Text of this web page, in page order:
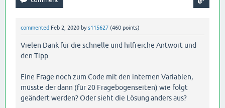
commented Feb 2, 2020 bys115627 (460 points)
Vielen Dank für die schnelle und hilfreiche Antwort und
den Tipp.
Eine Frage noch zum Code mit den internen Variablen,
müsste der dann (für 20 Fragebogenseiten) wie folgt
geändert werden? Oder sieht die Lösung anders aus?